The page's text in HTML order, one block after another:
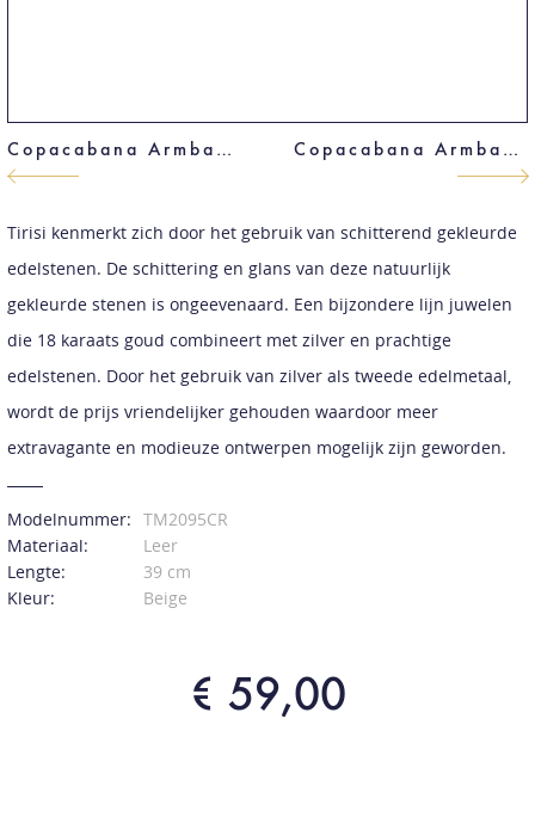
Copacabana Armband Copacabana Armband
Tirisi kenmerkt zich door het gebruik van schitterend gekleurde
edelstenen. De schittering en glans van deze natuurlijk
gekleurde stenen is ongeevenaard. Een bijzondere lijn juwelen
die 18 karaats goud combineert met zilver en prachtige
edelstenen. Door het gebruik van zilver als tweede edelmetaal,
wordt de prijs vriendelijker gehouden waardoor meer
extravagante en modieuze ontwerpen mogelijk zijn geworden.
Modelnummer: TM2095CR
Materiaal:
Leer
Lengte:
39 cm
Kleur:
Beige
€ 59,00